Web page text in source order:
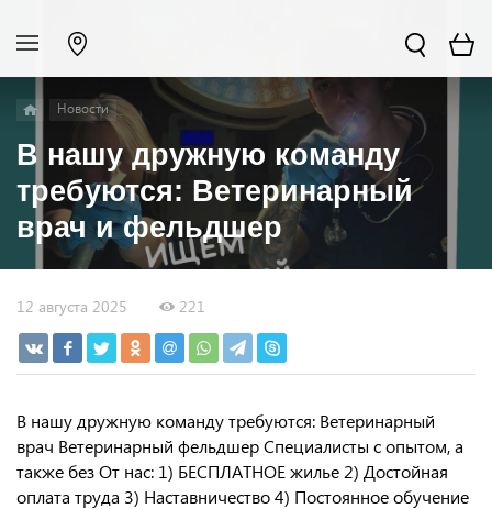
Новости
В нашу дружную команду
требуются: Ветеринарный
врач и фельдшер
12 августа 2025 221
В нашу дружную команду требуются: Ветеринарный
врач Ветеринарный фельдшер Специалисты с опытом, а
также без От нас: 1) БЕСПЛАТНОЕ жилье 2) Достойная
оплата труда 3) Наставничество 4) Постоянное обучение